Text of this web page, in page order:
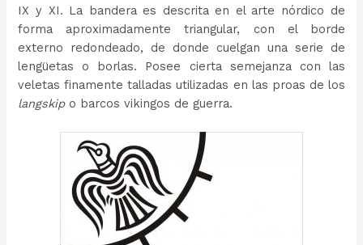
IX y XI. La bandera es descrita en el arte nórdico de
forma aproximadamente triangular, con el borde
externo redondeado, de donde cuelgan una serie de
lengüetas o borlas. Posee cierta semejanza con las
veletas finamente talladas utilizadas en las proas de los
langskipo barcos vikingos de guerra.